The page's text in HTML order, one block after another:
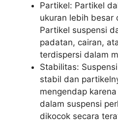
Partikel: Partikel
ukuran lebih besar
Partikel suspensi
padatan, cairan,
terdispersi dalam
Stabilitas:
stabil dan
mengendap
dalam suspensi
dikocok secara